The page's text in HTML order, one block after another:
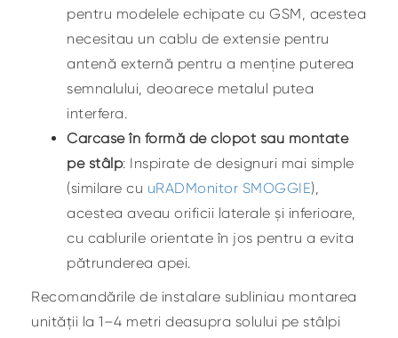
pentru modelele echipate cu GSM, acestea
necesitau un cablu de extensie pentru
antenă externă pentru a menține puterea
semnalului, deoarece metalul putea
interfera.
Carcase în formă de clopot sau montate
pe stâlp: Inspirate de designuri mai simple
(similare cu uRADMonitor SMOGGIE),
acestea aveau orificii laterale și inferioare,
cu cablurile orientate în jos pentru a evita
pătrunderea apei.
Recomandările de instalare subliniau montarea
unității la 1–4 metri deasupra solului pe stâlpi